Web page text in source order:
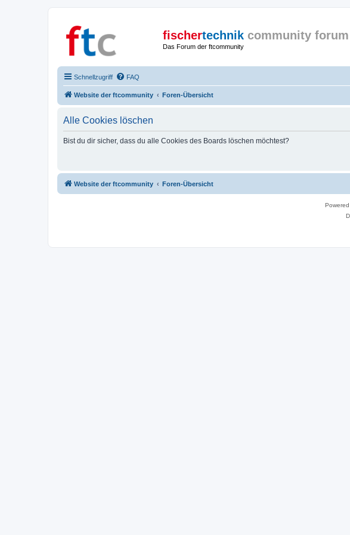
fischertechnik community forum
Das Forum der ftcommunity
Schnellzugriff FAQ
Website der ftcommunity Foren-Übersicht
Alle Cookies löschen
Bist du dir sicher, dass du alle Cookies des Boards löschen möchtest?
Website der ftcommunity Foren-Übersicht